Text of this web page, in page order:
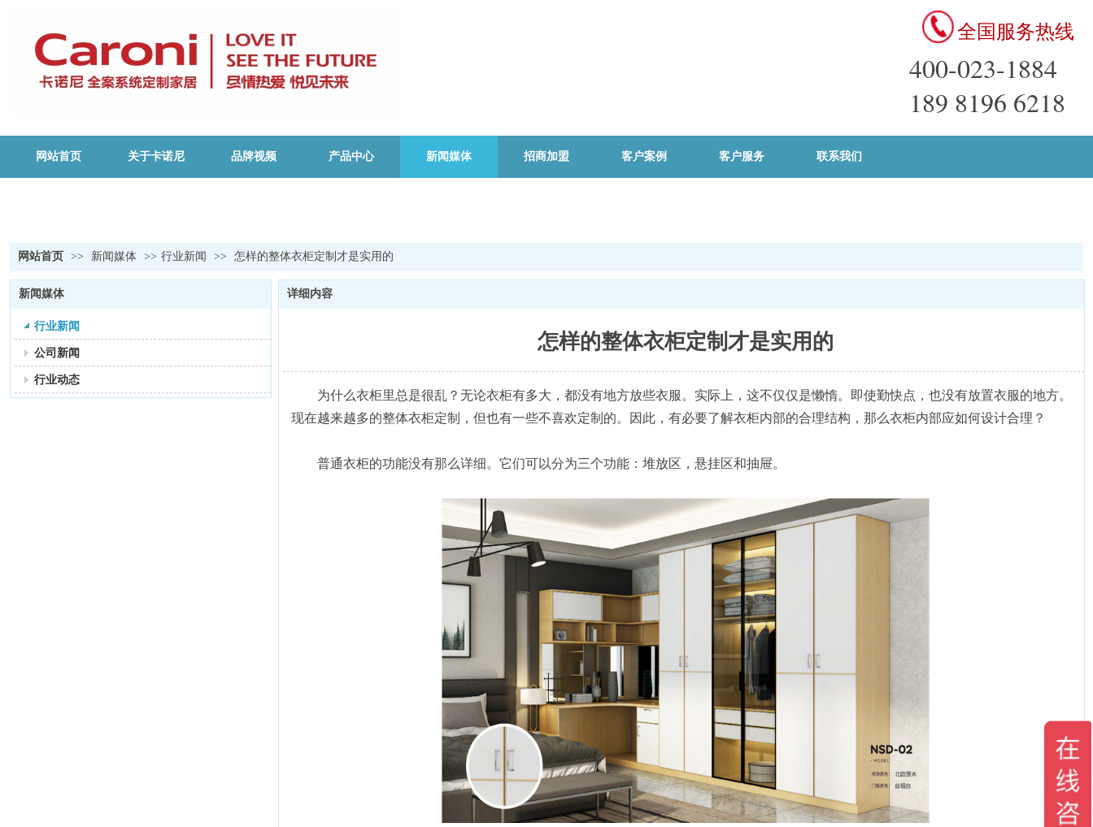
全国服务热线
400-023-1884
189 8196 6218
网站首页 关于卡诺尼 品牌视频 产品中心 新闻媒体 招商加盟 客户案例 客户服务 联系我们
网站首页 >> 新闻媒体 >> 行业新闻 >> 怎样的整体衣柜定制才是实用的
新闻媒体
行业新闻
公司新闻
行业动态
详细内容
怎样的整体衣柜定制才是实用的
为什么衣柜里总是很乱？无论衣柜有多大，都没有地方放些衣服。实际上，这不仅仅是懒惰。即使勤快点，也没有放置衣服的地方。
现在越来越多的整体衣柜定制，但也有一些不喜欢定制的。因此，有必要了解衣柜内部的合理结构，那么衣柜内部应如何设计合理？
普通衣柜的功能没有那么详细。它们可以分为三个功能：堆放区，悬挂区和抽屉。